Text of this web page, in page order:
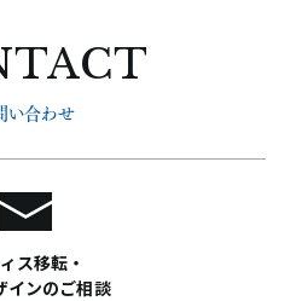
い合わせ
ス移転・
インのご相談